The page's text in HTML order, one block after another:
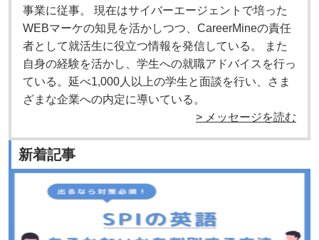
事業に従事。 現在はサイバーエージェントで培った
WEBマーケの知見を活かしつつ、CareerMineの責任
者として就活生に役立つ情報を発信している。 また
自身の経験を活かし、学生への就職アドバイスを行っ
ている。延べ1,000人以上の学生と面談を行い、さま
ざまな企業への内定に導いている。
> メッセージを読む
新着記事